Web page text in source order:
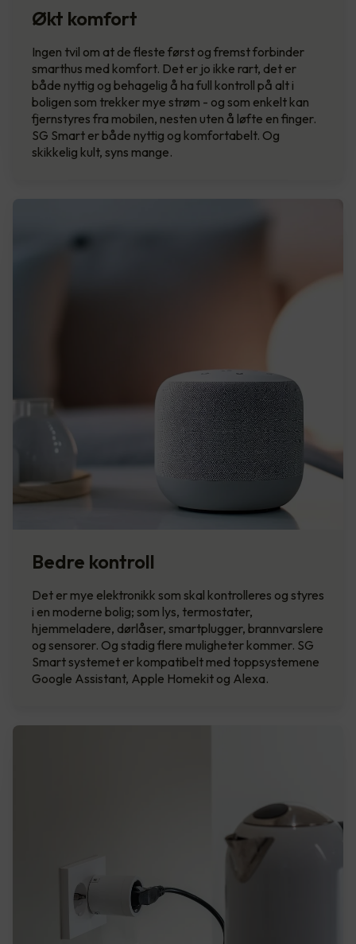
Økt komfort
Ingen tvil om at de fleste først og fremst forbinder
smarthus med komfort. Det er jo ikke rart, det er
både nyttig og behagelig å ha full kontroll på alt i
boligen som trekker mye strøm - og som enkelt kan
fjernstyres fra mobilen, nesten uten å løfte en finger.
SG Smart er både nyttig og komfortabelt. Og
skikkelig kult, syns mange.
Bedre kontroll
Det er mye elektronikk som skal kontrolleres og styres
i en moderne bolig; som lys, termostater,
hjemmeladere, dørlåser, smartplugger, brannvarslere
og sensorer. Og stadig flere muligheter kommer. SG
Smart systemet er kompatibelt med toppsystemene
Google Assistant, Apple Homekit og Alexa.